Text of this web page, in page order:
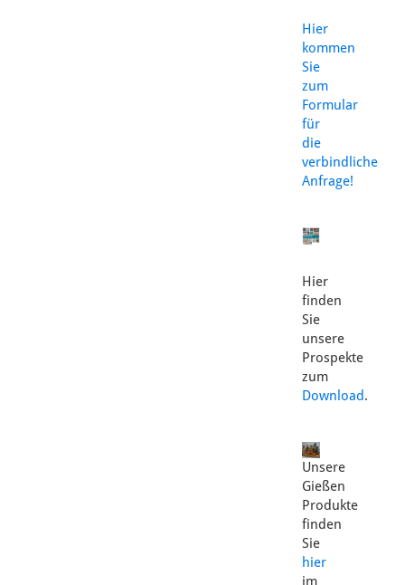
Hier
kommen
Sie
zum
Formular
für
die
verbindliche
Anfrage!
Hier
finden
Sie
unsere
Prospekte
zum
Download.
Unsere
Gießen
Produkte
finden
Sie
hier
im